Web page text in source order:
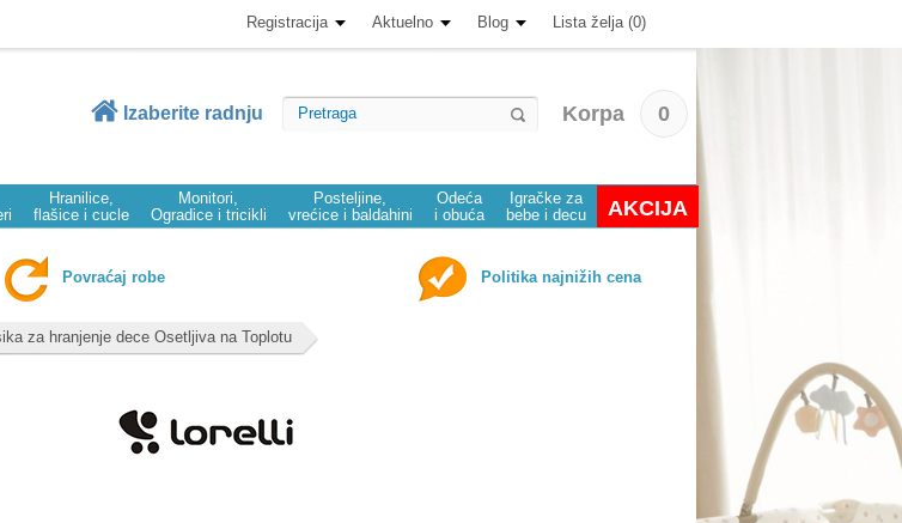
Registracija Aktuelno Blog Lista želja (0)
Izaberite radnju Korpa 0
Hranilice,
flašice i cucle
Monitori,
Ogradice i tricikli
Posteljine,
vrećice i baldahini
Odeća
i obuća
Igračke za
bebe i decu
AKCIJA
Povraćaj robe Politika najnižih cena
za hranjenje dece Osetljiva na Toplotu